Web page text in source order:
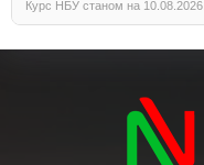
Курс НБУ станом на 10.08.2026